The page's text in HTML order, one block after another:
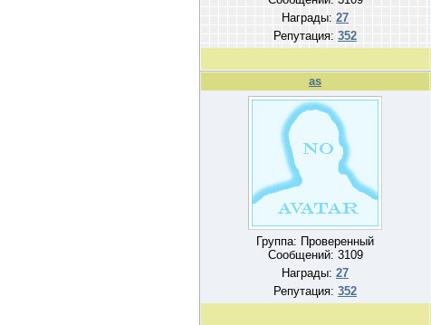
Награды: 27
Репутация: 352
as
Группа: Проверенный
Сообщений: 3109
Награды: 27
Репутация: 352